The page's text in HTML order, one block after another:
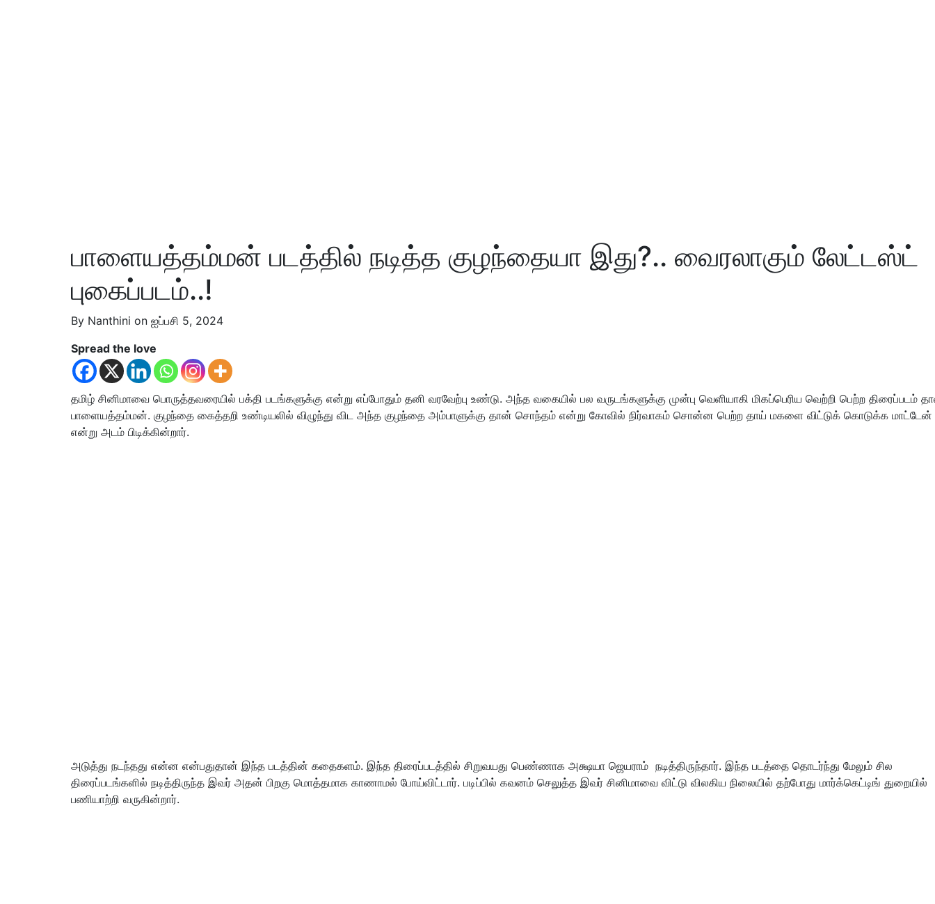
பாளையத்தம்மன் படத்தில் நடித்த குழந்தையா இது?.. வைரலாகும் லேட்டஸ்ட்
புகைப்படம்..!
By Nanthini on ஐப்பசி 5, 2024
Spread the love
தமிழ் சினிமாவை பொருத்தவரையில் பக்தி படங்களுக்கு என்று எப்போதும் தனி வரவேற்பு உண்டு. அந்த வகையில் பல வருடங்களுக்கு முன்பு வெளியாகி மிகப்பெரிய வெற்றி பெற்ற திரைப்படம்
பாளையத்தம்மன். குழந்தை கைத்தறி உண்டியலில் விழுந்து விட அந்த குழந்தை அம்பாளுக்கு தான் சொந்தம் என்று கோவில் நிர்வாகம் சொன்ன பெற்ற தாய் மகளை விட்டுக் கொடுக்க மாட்டேன்
என்று அடம் பிடிக்கின்றார்.
அடுத்து நடந்தது என்ன என்பதுதான் இந்த படத்தின் கதைகளம். இந்த திரைப்படத்தில் சிறுவயது பெண்ணாக அக்ஷயா ஜெயராம் நடித்திருந்தார். இந்த படத்தை தொடர்ந்து மேலும் சில
திரைப்படங்களில் நடித்திருந்த இவர் அதன் பிறகு மொத்தமாக காணாமல் போய்விட்டார். படிப்பில் கவனம் செலுத்த இவர் சினிமாவை விட்டு விலகிய நிலையில் தற்போது மார்க்கெட்டிங் துறையில்
பணியாற்றி வருகின்றார்.